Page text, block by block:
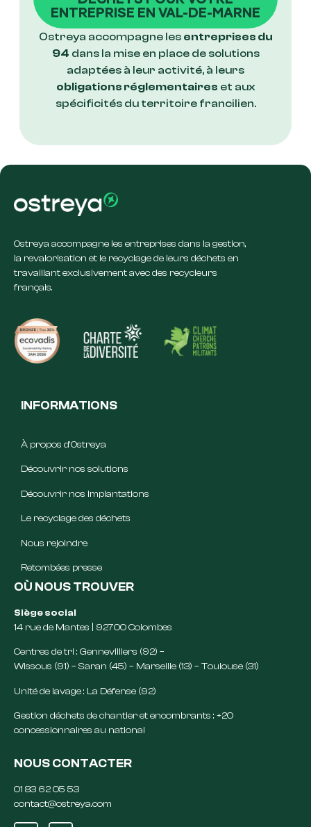
ENTREPRISE EN VAL-DE-MARNE
Ostreya accompagne les entreprises du
94 dans la mise en place de solutions
adaptées à leur activité, à leurs
obligations réglementaires et aux
spécificités du territoire francilien.
Ostreya accompagne les entreprises dans la gestion,
la revalorisation et le recyclage de leurs déchets en
travaillant exclusivement avec des recycleurs
français.
INFORMATIONS
À propos d’Ostreya
Découvrir nos solutions
Découvrir nos implantations
Le recyclage des déchets
Nous rejoindre
Retombées presse
OÙ NOUS TROUVER
Siège social
14 rue de Mantes | 92700 Colombes
Centres de tri : Gennevilliers (92) –
Wissous (91) – Saran (45) – Marseille (13) – Toulouse (31)
Unité de lavage : La Défense (92)
Gestion déchets de chantier et encombrants : +20
concessionnaires au national
NOUS CONTACTER
01 83 62 05 53
contact@ostreya.com